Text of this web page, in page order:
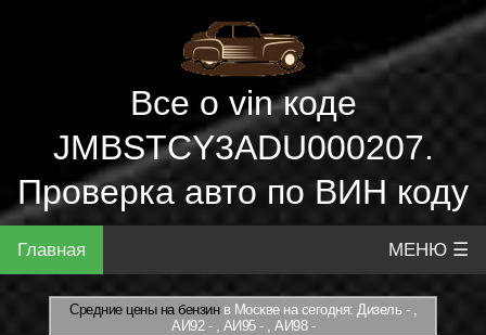
Все о vin коде
JMBSTCY3ADU000207.
Проверка авто по ВИН коду
Главная МЕНЮ ☰
Средние цены на бензинв Москве на сегодня: Дизель - ,
АИ92 - , АИ95 - , АИ98 -